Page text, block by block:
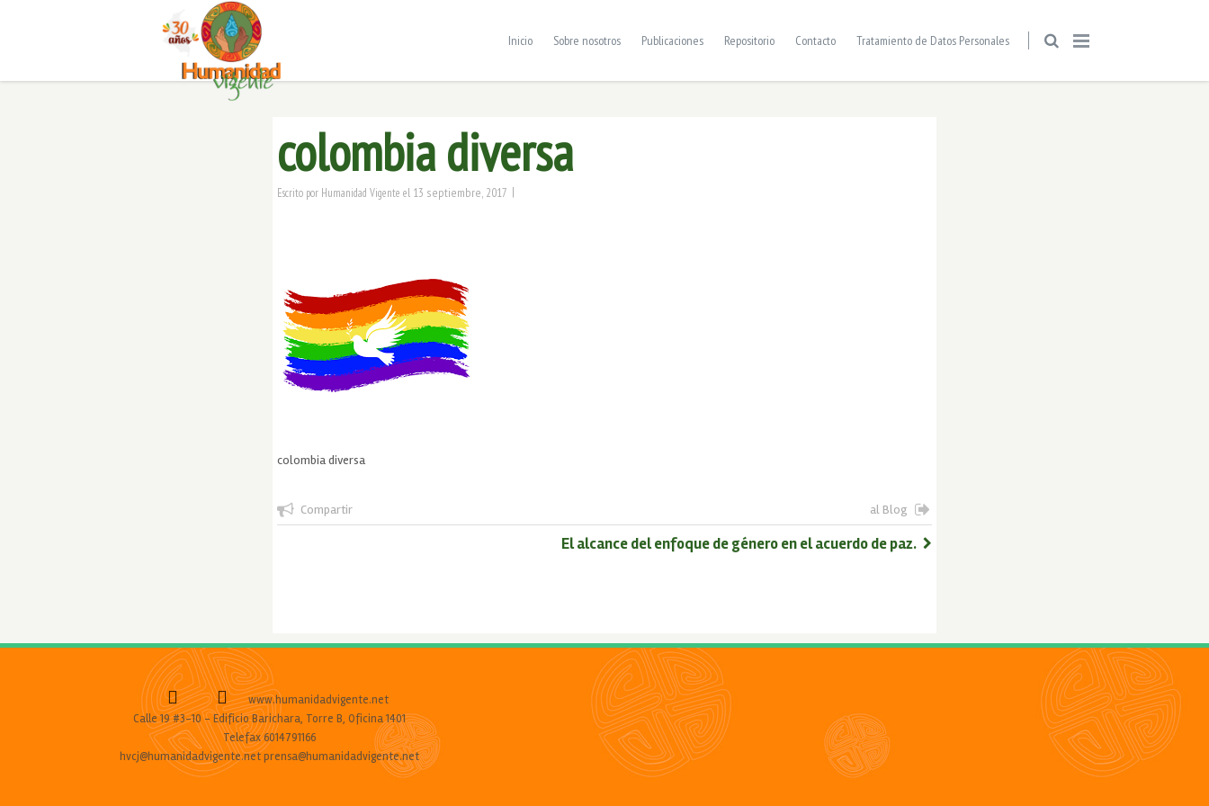
Inicio Sobre nosotros Publicaciones Repositorio Contacto Tratamiento de Datos Personales
colombia diversa
Escrito por Humanidad Vigente el 13 septiembre, 2017 |
colombia diversa
Compartir al Blog
El alcance del enfoque de género en el acuerdo de paz.
www.humanidadvigente.net
Calle 19 #3-10 - Edificio Barichara, Torre B, Oficina 1401
Telefax 6014791166
hvcj@humanidadvigente.net prensa@humanidadvigente.net